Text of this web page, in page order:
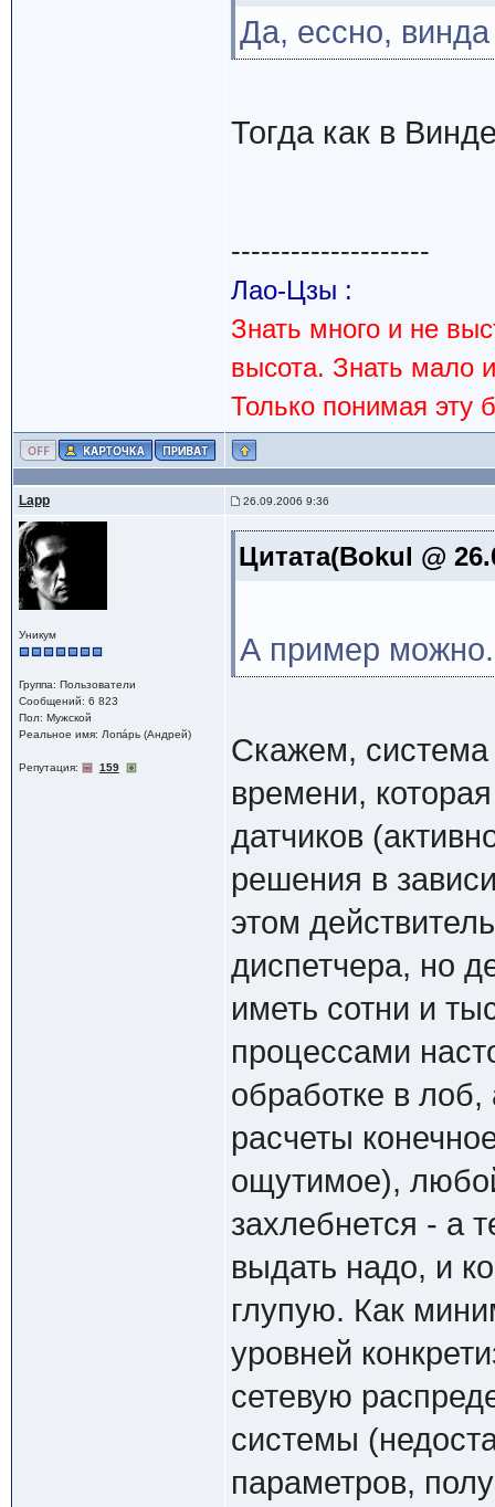
Да, ессно,
Тогда как в
--------------------
Лао-Цзы :
Знать много и не
высота. Знать мало
Только понимая эту
Lapp 26.09.2006 9:36
Уникум
Группа: Пользователи
Сообщений: 6 823
Пол: Мужской
Реальное имя: Лопáрь (Андрей)
Репутация: 159
Цитата(Bokul @
А пример
Скажем,
времени,
датчиков
решения в
этом
диспетчера, но
иметь сотни и
процессами
обработке в
расчеты
ощутимое),
захлебнется - а
выдать надо, и
глупую. Как
уровней
сетевую
системы
параметров,